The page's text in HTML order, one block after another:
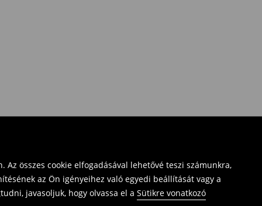
összes cookie elfogadásával lehetővé teszi számunkra,
az Ön igényeihez való egyedi beállítását vagy a
javasoljuk, hogy olvassa el a Sütikre vonatkozó